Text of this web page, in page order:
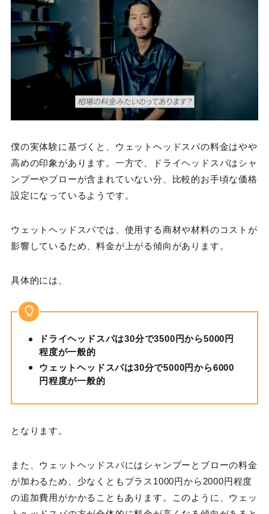
僕の実体験に基づくと、ウェットヘッドスパの料金はやや
高めの印象があります。一方で、ドライヘッドスパはシャ
ンプーやブローが含まれていない分、比較的お手頃な価格
設定になっているようです。
ウェットヘッドスパでは、使用する商材や材料のコストが
影響しているため、料金が上がる傾向があります。
具体的には、
ドライヘッドスパは30分で3500円から5000円
程度が一般的
ウェットヘッドスパは30分で5000円から6000
円程度が一般的
となります。
また、ウェットヘッドスパにはシャンプーとブローの料金
が加わるため、少なくともプラス1000円から2000円程度
の追加費用がかかることもあります。このように、ウェッ